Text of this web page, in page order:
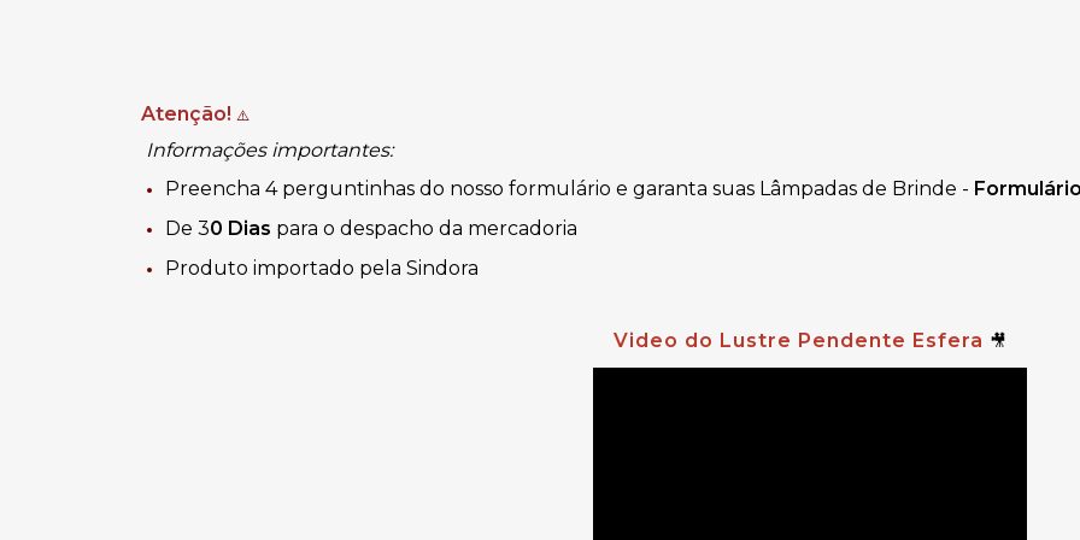
Atenção! ⚠️
Informações importantes:
Preencha 4 perguntinhas do nosso formulário e garanta suas Lâmpadas de Brinde -
De 30 Dias para o despacho da mercadoria
Produto importado pela Sindora
Video do Lustre Pendente Esfera 🎥